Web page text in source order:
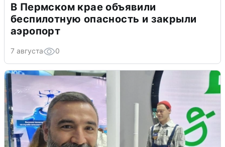
В Пермском крае объявили
беспилотную опасность и закрыли
аэропорт
7 августа 0